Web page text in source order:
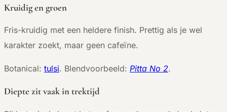
Kruidig en groen
Fris-kruidig met een heldere finish. Prettig als je wel
karakter zoekt, maar geen cafeïne.
Botanical: tulsi. Blendvoorbeeld: Pitta No 2.
Diepte zit vaak in trektijd